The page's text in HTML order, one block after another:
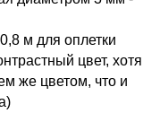
м для оплетки
цвет, хотя
же цветом, что и